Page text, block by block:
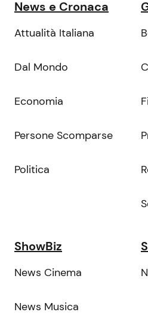
News e Cronaca
Attualità Italiana
Dal Mondo
Economia
Persone Scomparse
Politica
ShowBiz
News Cinema
News Musica